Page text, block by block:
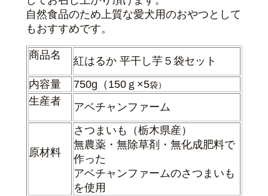
自然食品のため上質な愛犬用のおやつとして
もおすすめです。
商品名
紅はるか 平干し芋５袋セット
内容量
750g（150ｇ×5袋）
生産者 アベチャンファーム
原材料
さつまいも（栃木県産）
無農薬・無除草剤・無化成肥料で
作った
アベチャンファームのさつまいも
を使用